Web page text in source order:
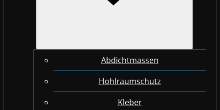
Abdichtmassen
Hohlraumschutz
Kleber